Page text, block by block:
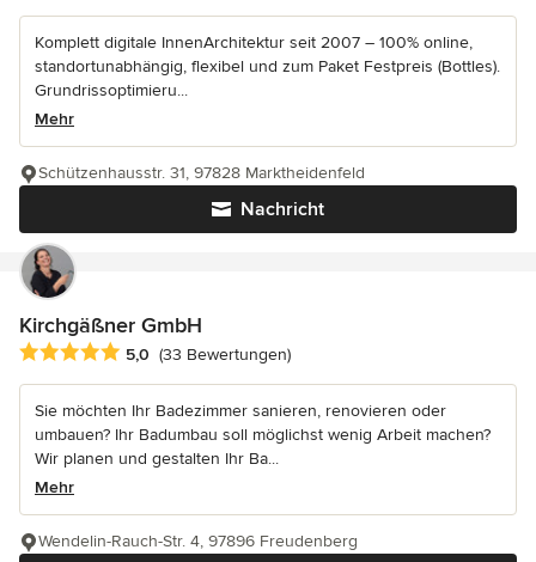
Komplett digitale InnenArchitektur seit 2007 – 100% online,
standortunabhängig, flexibel und zum Paket Festpreis (Bottles).
Grundrissoptimieru...
Mehr
Nachricht
Schützenhausstr. 31, 97828 Marktheidenfeld
Kirchgäßner GmbH
Durchschnittliche Bewertung: 5 von 5 Sternen
5,0 (33 Bewertungen)
Sie möchten Ihr Badezimmer sanieren, renovieren oder
umbauen? Ihr Badumbau soll möglichst wenig Arbeit machen?
Wir planen und gestalten Ihr Ba...
Mehr
Wendelin-Rauch-Str. 4, 97896 Freudenberg